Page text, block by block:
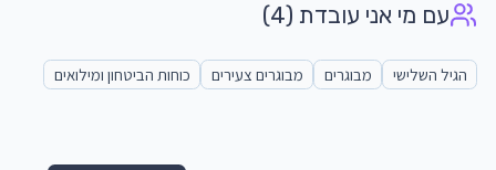
עם מי אני עובדת (4)
הגיל השלישי מבוגרים מבוגרים צעירים כוחות הביטחון ומילואים